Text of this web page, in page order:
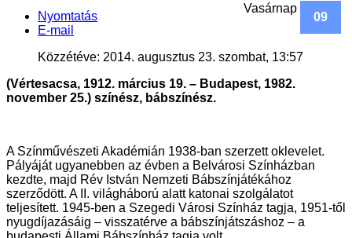
Vasárnap
09
Nyomtatás
E-mail
Közzétéve: 2014. augusztus 23. szombat, 13:57
(Vértesacsa, 1912. március 19. – Budapest, 1982.
november 25.) színész, bábszínész.
A Színművészeti Akadémián 1938-ban szerzett oklevelet.
Pályáját ugyanebben az évben a Belvárosi Színházban
kezdte, majd Rév István Nemzeti Bábszínjátékához
szerződött. A II. világháború alatt katonai szolgálatot
teljesített. 1945-ben a Szegedi Városi Színház tagja, 1951-től
nyugdíjazásáig – visszatérve a bábszínjátszáshoz – a